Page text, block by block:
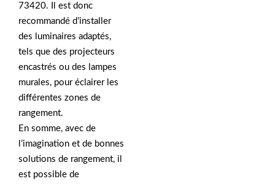
73420. Il est donc
recommandé d’installer
des luminaires adaptés,
tels que des projecteurs
encastrés ou des lampes
murales, pour éclairer les
différentes zones de
rangement.
En somme, avec de
l’imagination et de bonnes
solutions de rangement, il
est possible de